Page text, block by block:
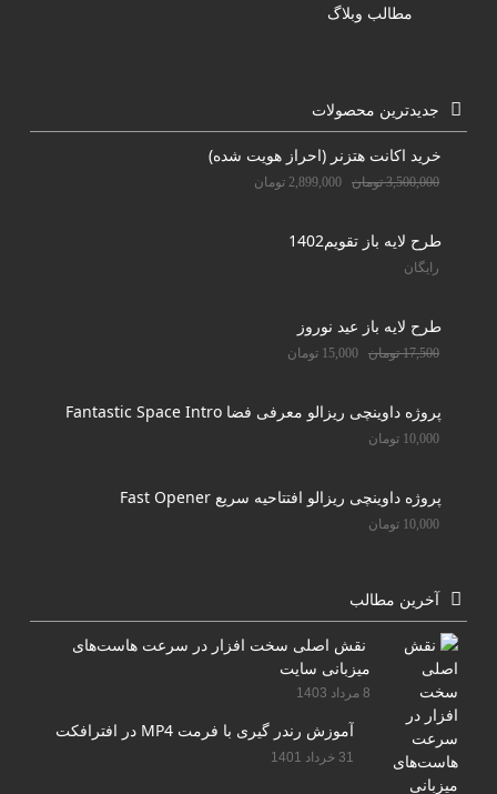
مطالب وبلاگ
جدیدترین محصولات
خرید اکانت هتزنر (احراز هویت شده)
3,500,000 تومان 2,899,000 تومان
طرح لایه باز تقویم1402
رایگان
طرح لایه باز عید نوروز
17,500 تومان 15,000 تومان
پروژه داوینچی ریزالو معرفی فضا Fantastic Space Intro
10,000 تومان
پروژه داوینچی ریزالو افتتاحیه سریع Fast Opener
10,000 تومان
آخرین مطالب
نقش اصلی سخت افزار در سرعت هاست‌های
میزبانی سایت
8 مرداد 1403
آموزش رندر گیری با فرمت MP4 در افترافکت
31 خرداد 1401